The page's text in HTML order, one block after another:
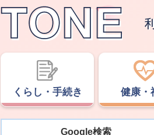
くらし・手続き 健康・
Google検索